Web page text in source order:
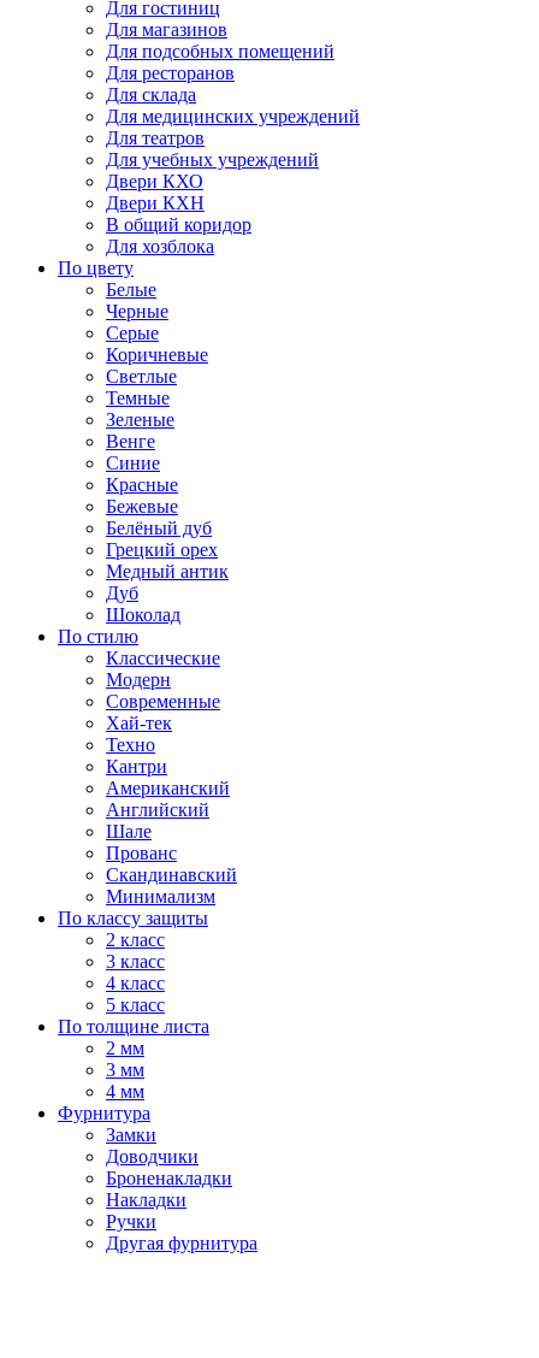
Для гостиниц
Для магазинов
Для подсобных помещений
Для ресторанов
Для склада
Для медицинских учреждений
Для театров
Для учебных учреждений
Двери КХО
Двери КХН
В общий коридор
Для хозблока
По цвету
Белые
Черные
Серые
Коричневые
Светлые
Темные
Зеленые
Венге
Синие
Красные
Бежевые
Белёный дуб
Грецкий орех
Медный антик
Дуб
Шоколад
По стилю
Классические
Модерн
Современные
Хай-тек
Техно
Кантри
Американский
Английский
Шале
Прованс
Скандинавский
Минимализм
По классу защиты
2 класс
3 класс
4 класс
5 класс
По толщине листа
2 мм
3 мм
4 мм
Фурнитура
Замки
Доводчики
Броненакладки
Накладки
Ручки
Другая фурнитура